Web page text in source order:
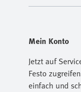
Mein Konto
Jetzt auf
Festo
einfach und